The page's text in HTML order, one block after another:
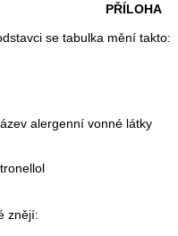
PŘÍLOHA
se tabulka mění takto:
alergenní vonné látky
znějí: